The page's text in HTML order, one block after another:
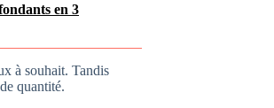
en 3
à souhait. Tandis
quantité.